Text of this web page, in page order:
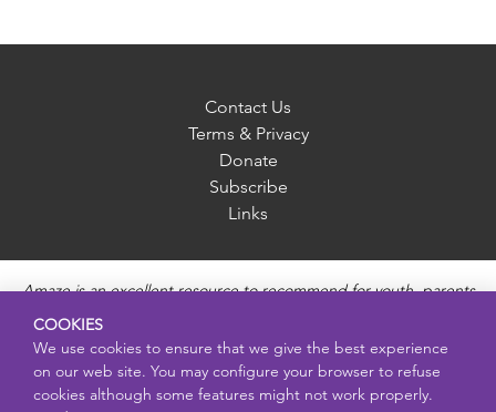
Contact Us
Terms & Privacy
Donate
Subscribe
Links
Amaze is an excellent resource to recommend for youth, parents
and educators to provide unbiased, accurate and age
appropriate information and answer questions about Puberty,
Sexual Health topics, Healthy Relationships, Pregnancy and
Reproductive topics, Online safety, and Sexually Transmitted
Diseases. Amaze provides engaging educational videos and
COOKIES
We use cookies to ensure that we give the best experience
on our web site. You may configure your browser to refuse
cookies although some features might not work properly.